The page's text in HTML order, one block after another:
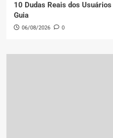
10 Dudas Reais dos
Guia
06/08/2026 0